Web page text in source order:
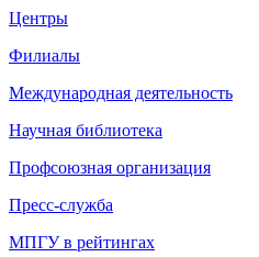
Центры
Филиалы
Международная деятельность
Научная библиотека
Профсоюзная организация
Пресс-служба
МПГУ в рейтингах